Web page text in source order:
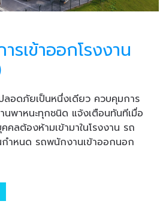
รเข้าออกโรงงาน
ลอดภัยเป็นหนึ่งเดียว ควบคุมการ
นพาหนะทุกชนิด แจ้งเตือนทันทีเมื่อ
ลต้องห้ามเข้ามาในโรงงาน รถ
ำหนด รถพนักงานเข้าออกนอก